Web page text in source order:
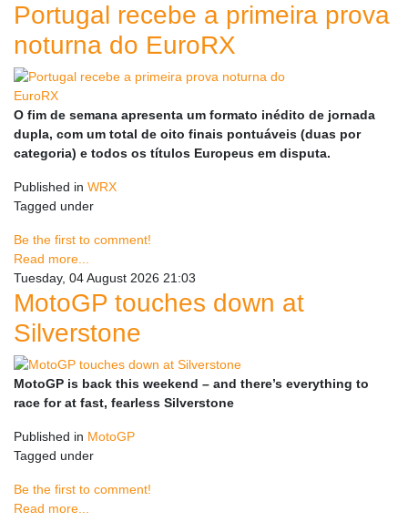
Portugal recebe a primeira prova
noturna do EuroRX
O fim de semana apresenta um formato inédito de jornada
dupla, com um total de oito finais pontuáveis (duas por
categoria) e todos os títulos Europeus em disputa.
Published in WRX
Tagged under
Be the first to comment!
Read more...
Tuesday, 04 August 2026 21:03
MotoGP touches down at
Silverstone
MotoGP is back this weekend – and there’s everything to
race for at fast, fearless Silverstone
Published in MotoGP
Tagged under
Be the first to comment!
Read more...